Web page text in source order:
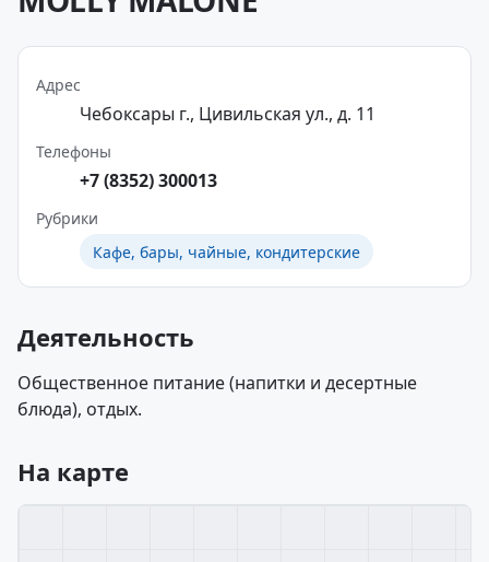
Адрес
Чебоксары г., Цивильская ул., д. 11
Телефоны
+7 (8352) 300013
Рубрики
Кафе, бары, чайные, кондитерские
Деятельность
Общественное питание (напитки и десертные
блюда), отдых.
На карте